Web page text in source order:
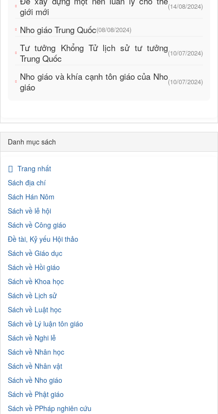
giới mới
(14/08/2024)
Nho giáo Trung Quốc(08/08/2024)
Tư tưởng Khổng Tử lịch sử tư tưởng
Trung Quốc
(10/07/2024)
Nho giáo và khía cạnh tôn giáo của Nho
giáo
(10/07/2024)
Danh mục sách
Trang nhất
Sách địa chí
Sách Hán Nôm
Sách về lễ hội
Sách về Công giáo
Đề tài, Kỷ yếu Hội thảo
Sách về Giáo dục
Sách về Hồi giáo
Sách về Khoa học
Sách về Lịch sử
Sách về Luật học
Sách về Lý luận tôn giáo
Sách về Nghi lễ
Sách về Nhân học
Sách về Nhân vật
Sách về Nho giáo
Sách về Phật giáo
Sách về PPháp nghiên cứu